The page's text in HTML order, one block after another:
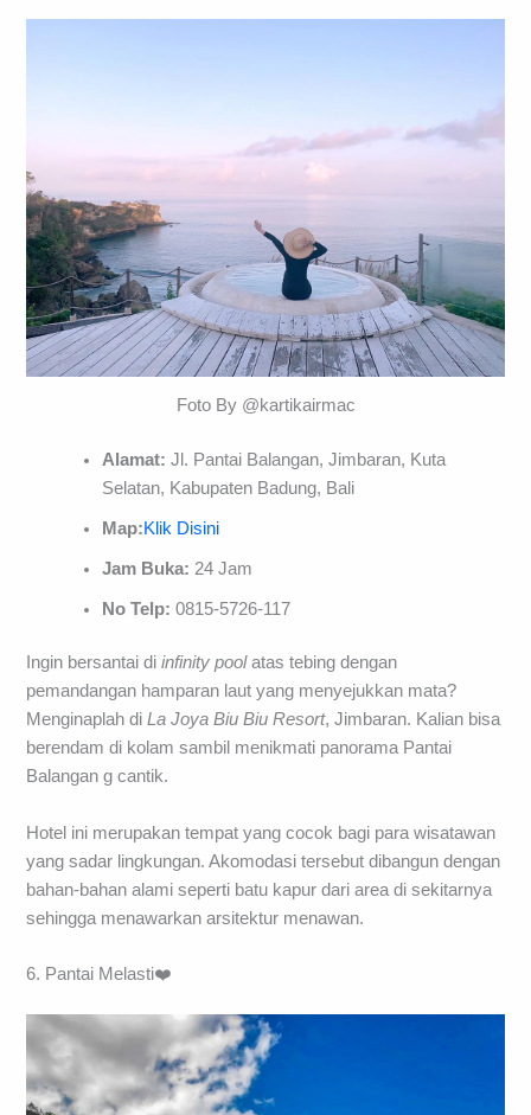
Foto By @kartikairmac
Alamat:Jl. Pantai Balangan, Jimbaran, Kuta
Selatan, Kabupaten Badung, Bali
Map:Klik Disini
Jam Buka: 24 Jam
No Telp:0815-5726-117
Ingin bersantai diinfinity poolatas tebing dengan
pemandangan hamparan laut yang menyejukkan mata?
Menginaplah diLa Joya Biu Biu Resort, Jimbaran. Kalian bisa
berendam di kolam sambil menikmati panorama Pantai
Balangan g cantik.
Hotel ini merupakan tempat yang cocok bagi para wisatawan
yang sadar lingkungan. Akomodasi tersebut dibangun dengan
bahan-bahan alami seperti batu kapur dari area di sekitarnya
sehingga menawarkan arsitektur menawan.
6. Pantai Melasti❤️